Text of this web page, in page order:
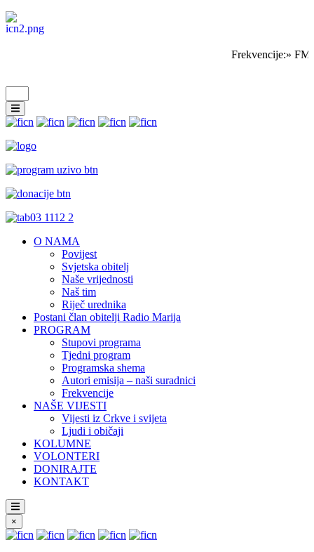
Frekvencije:»
O NAMA
Povijest
Svjetska obitelj
Naše vrijednosti
Naš tim
Riječ urednika
Postani član obitelji Radio Marija
PROGRAM
Stupovi programa
Tjedni program
Programska shema
Autori emisija – naši suradnici
Frekvencije
NAŠE VIJESTI
Vijesti iz Crkve i svijeta
Ljudi i običaji
KOLUMNE
VOLONTERI
DONIRAJTE
KONTAKT
×